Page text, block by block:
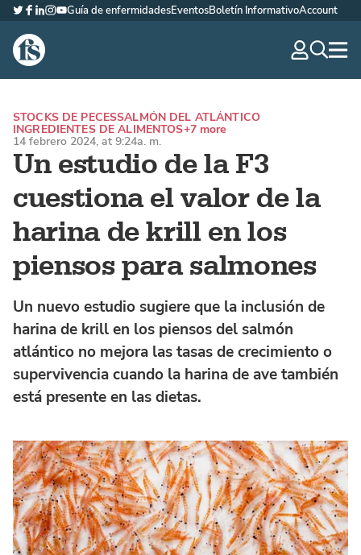
The Fish Site Española
Twitter
Facebook
LinkedIn
Instagram
YouTube
Guía de enfermidadesEventosBoletín InformativoAccount
Un estudio de la F3
cuestiona el valor de la
harina de krill en los
piensos para salmones
STOCKS DE PECESSALMÓN DEL ATLÁNTICO
INGREDIENTES DE ALIMENTOS+7 more
14 febrero 2024, at 9:24a. m.
Un nuevo estudio sugiere que la inclusión de
harina de krill en los piensos del salmón
atlántico no mejora las tasas de crecimiento o
supervivencia cuando la harina de ave también
está presente en las dietas.